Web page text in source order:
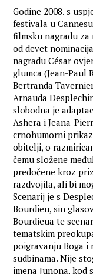
Godine 2008. s
festivala u
filmsku nagradu
od devet
nagradu César
glumca (Jean-
Bertranda
Arnauda
slobodna je
Ashera i Jeana-
crnohumorni
obitelji, o
čemu složene
predočene kroz
razdvojila, ali bi
Scenarij je s
Bourdieu, sin
Bourdieua te
tematskim
poigravanju Boga
sudbinama. Nije
imena Junona,